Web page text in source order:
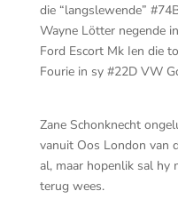
die “langslewende”
Wayne Lötter negende
Ford Escort Mk Ien die
Fourie in sy #22D VW
Zane Schonknecht
vanuit Oos London van
al, maar hopenlik sal hy
terug wees.